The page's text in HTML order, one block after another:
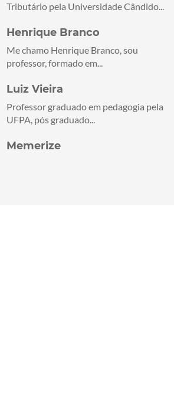
Tributário pela Universidade Cândido...
Henrique Branco
Me chamo Henrique Branco, sou
professor, formado em...
Luiz Vieira
Professor graduado em pedagogia pela
UFPA, pós graduado...
Memerize